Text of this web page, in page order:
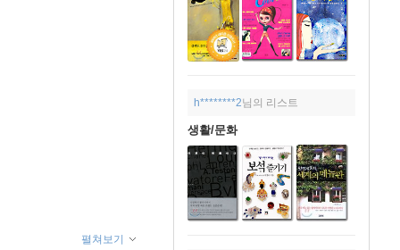
h********2님의 리스트
생활/문화
펼쳐보기